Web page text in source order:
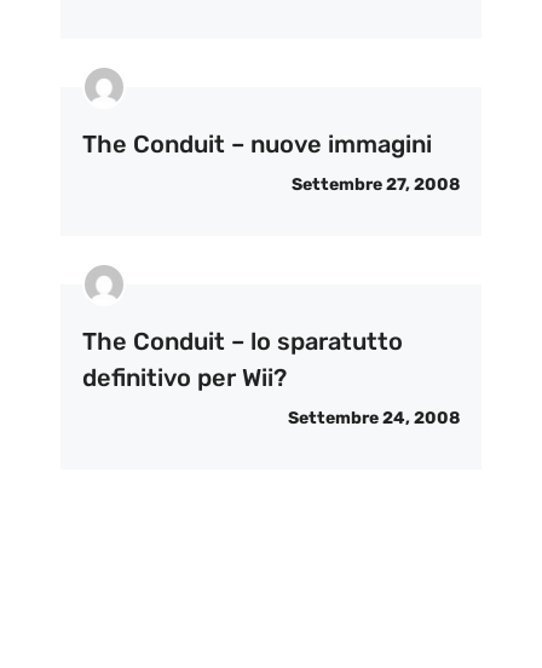
The Conduit – nuove immagini
Settembre 27, 2008
The Conduit – lo sparatutto
definitivo per Wii?
Settembre 24, 2008